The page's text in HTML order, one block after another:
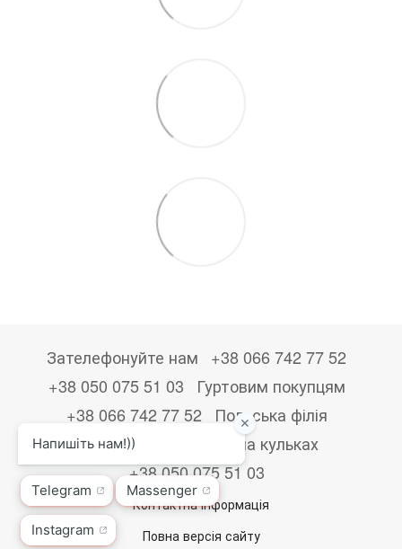
Зателефонуйте нам
+38 066 742 77 52
+38 050 075 51 03
Гуртовим покупцям
+38 066 742 77 52
Польська філія
+48533867723
Друк на кульках
+38 050 075 51 03
Контактна інформація
Повна версія сайту